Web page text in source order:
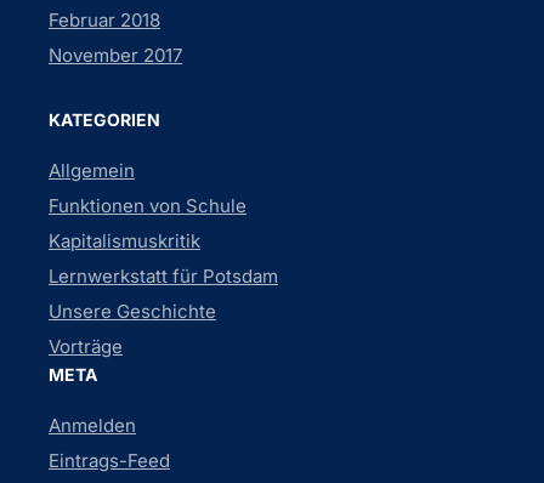
Februar 2018
November 2017
KATEGORIEN
Allgemein
Funktionen von Schule
Kapitalismuskritik
Lernwerkstatt für Potsdam
Unsere Geschichte
Vorträge
META
Anmelden
Eintrags-Feed